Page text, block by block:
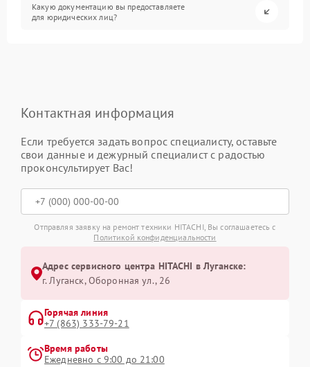
Какую документацию вы предоставляете
для юридических лиц?
Контактная информация
Если требуется задать вопрос специалисту, оставьте
свои данные и дежурный специалист с радостью
проконсультирует Вас!
Отправляя заявку на ремонт техники HITACHI, Вы соглашаетесь с
Политикой конфиденциальности
Адрес сервисного центра HITACHI в Луганске:
г. Луганск, Оборонная ул., 26
Горячая линия
+7 (863) 333-79-21
Время работы
Ежедневно с 9:00 до 21:00